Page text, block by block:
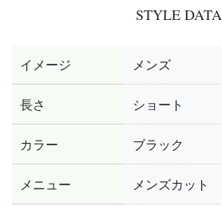
STYLE DATA
イメージ メンズ
長さ ショート
カラー ブラック
メニュー メンズカット